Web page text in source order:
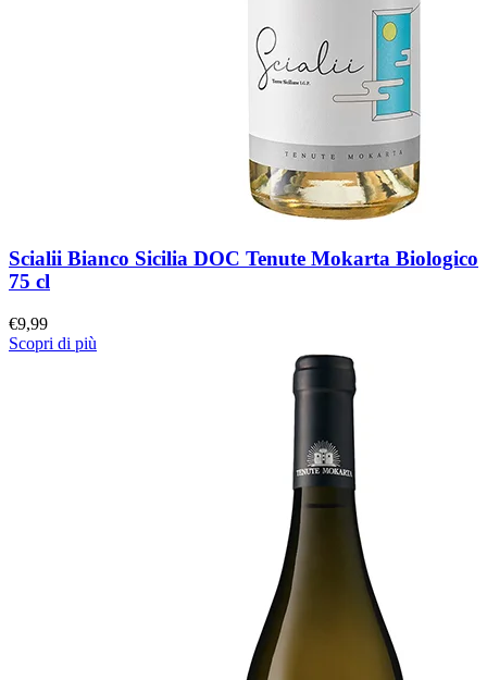
Scialii Bianco Sicilia DOC Tenute Mokarta Biologico
75 cl
€9,99
Scopri di più